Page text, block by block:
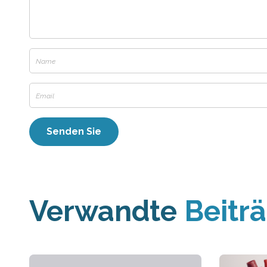
Verwandte